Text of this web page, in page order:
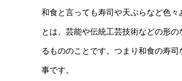
和食と言っても寿司や天ぷらなど色
とは、芸能や伝統工芸技術などの形
るもののことです。つまり和食の寿
事です。